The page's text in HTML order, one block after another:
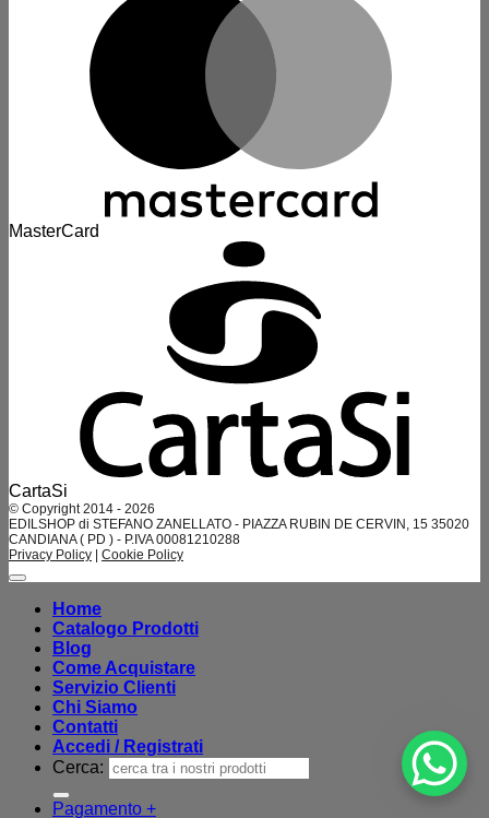
MasterCard
CartaSi
© Copyright 2014 - 2026
EDILSHOP di STEFANO ZANELLATO - PIAZZA RUBIN DE CERVIN, 15 35020
CANDIANA ( PD ) - P.IVA 00081210288
Privacy Policy
Cookie Policy
Home
Catalogo Prodotti
Blog
Come Acquistare
Servizio Clienti
Chi Siamo
Contatti
Accedi / Registrati
Cerca:
Pagamento +